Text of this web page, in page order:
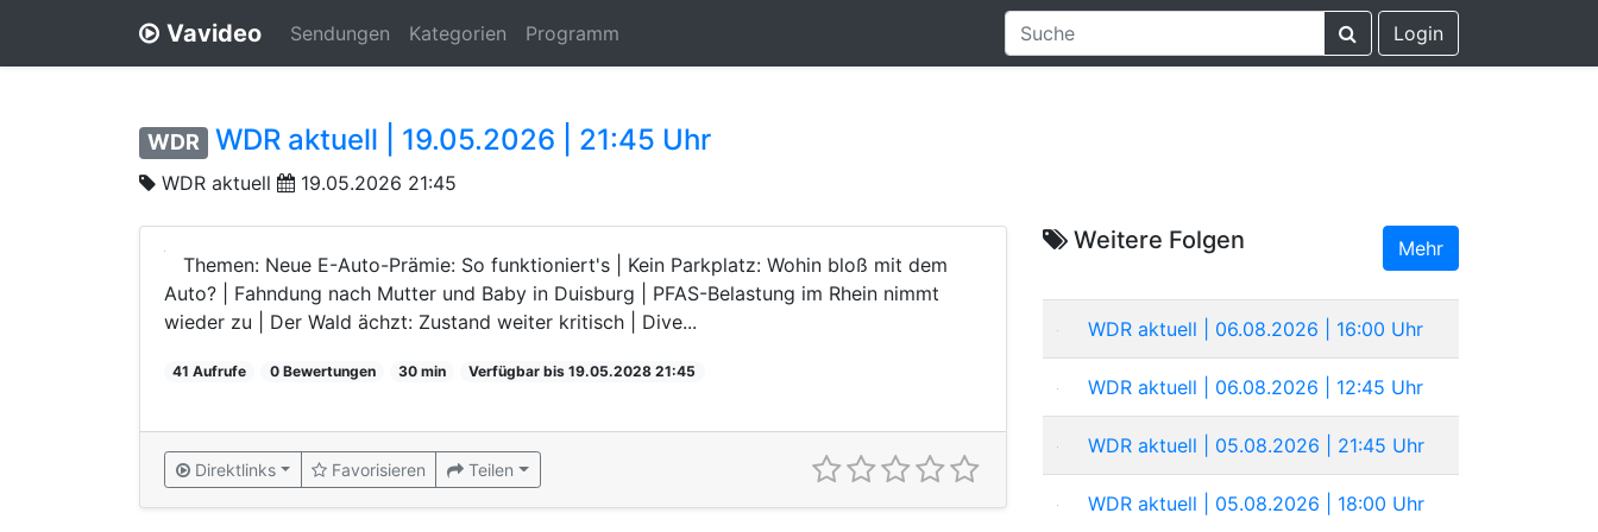
Vavideo Sendungen Kategorien Programm Login
WDR WDR aktuell | 19.05.2026 | 21:45 Uhr
WDR aktuell 19.05.2026 21:45
Themen: Neue E-Auto-Prämie: So funktioniert's | Kein Parkplatz: Wohin bloß mit dem
Auto? | Fahndung nach Mutter und Baby in Duisburg | PFAS-Belastung im Rhein nimmt
wieder zu | Der Wald ächzt: Zustand weiter kritisch | Dive...
41 Aufrufe 0 Bewertungen 30 min Verfügbar bis 19.05.2028 21:45
Direktlinks Favorisieren Teilen
Weitere Folgen Mehr
WDR aktuell | 06.08.2026 | 16:00 Uhr
WDR aktuell | 06.08.2026 | 12:45 Uhr
WDR aktuell | 05.08.2026 | 21:45 Uhr
WDR aktuell | 05.08.2026 | 18:00 Uhr